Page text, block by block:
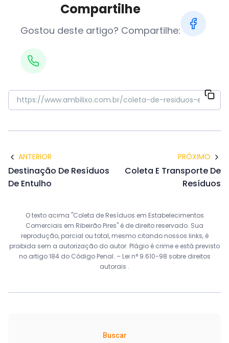
Compartilhe
Gostou deste artigo? Compartilhe:
ANTERIOR
Destinação De Resíduos
De Entulho
PRÓXIMO
Coleta E Transporte De
Resíduos
O texto acima "Coleta de Resíduos em Estabelecimentos
Comerciais em Ribeirão Pires" é de direito reservado. Sua
reprodução, parcial ou total, mesmo citando nossos links, é
proibida sem a autorização do autor. Plágio é crime e está previsto
no artigo 184 do Código Penal. – Lei n° 9.610-98 sobre direitos
autorais .
Buscar